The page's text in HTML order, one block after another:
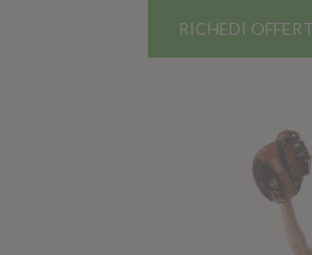
RICHEDI